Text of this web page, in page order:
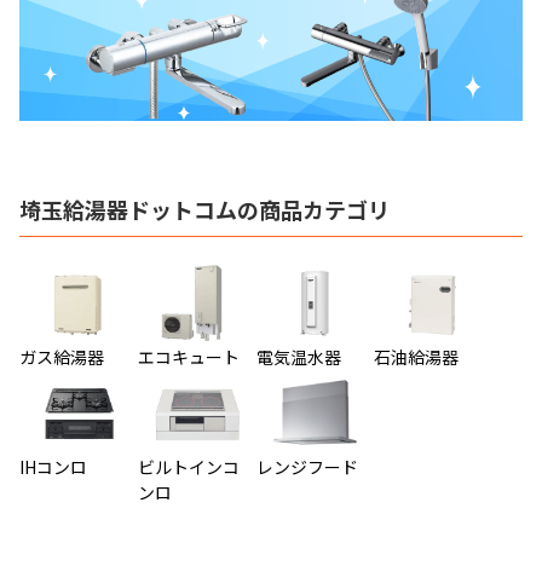
埼玉給湯器ドットコムの商品カテゴリ
ガス給湯器 エコキュート 電気温水器 石油給湯器
IHコンロ
ビルトインコ
ンロ
レンジフード